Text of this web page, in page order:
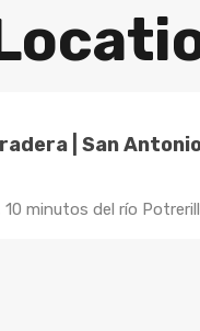
| San
minutos del río